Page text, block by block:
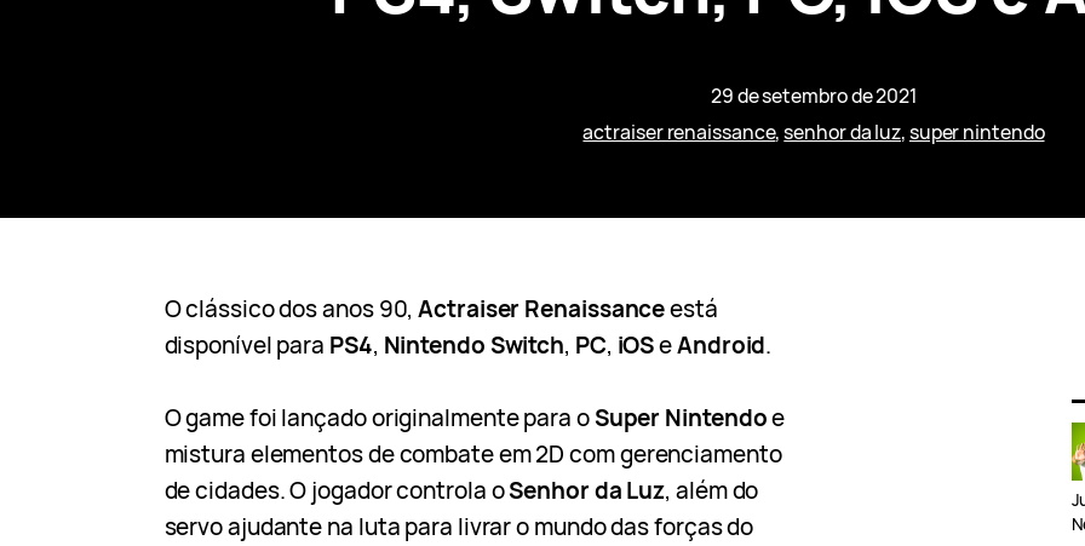
29 de setembro de 2021
actraiser renaissance, senhor da luz, super nintendo
O clássico dos anos 90,Actraiser Renaissanceestá
disponível para PS4, Nintendo Switch, PC, iOSeAndroid.
O game foi lançado originalmente para oSuper Nintendoe
mistura elementos de combate em 2D com gerenciamento
de cidades. O jogador controla oSenhor da Luz, além do
servo ajudante na luta para livrar o mundo das forças do